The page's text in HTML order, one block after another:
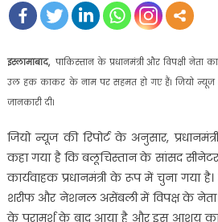
इस्लामाबाद, पाकिस्तान के प्रधानमंत्री और विपक्षी
उल हक काकर के नाम पर सहमत हो गए हैं। जियो न्यूज
जानकारी दी।
जियो न्यूज की रिपोर्ट के अनुसार,
कहा गया है कि बलूचिस्तान के सांसद
कार्यवाहक प्रधानमंत्री के रूप में चुना गया है।
शरीफ और नेशनल असेंबली में विपक्ष के नेता
के परामर्श के बाद आया है और इस आशय का